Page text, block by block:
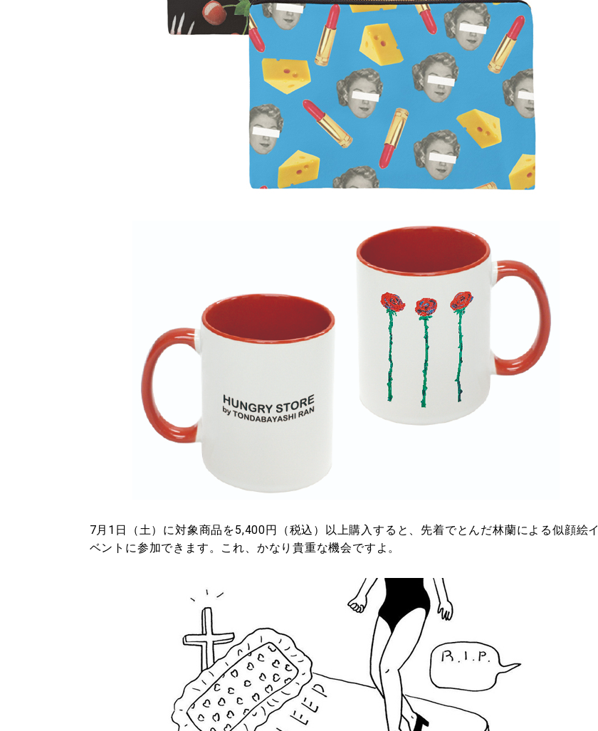
7月1日（土）に対象商品を5,400円（税込）以上購入すると、先着でとんだ林蘭による似顔絵イ
ベントに参加できます。これ、かなり貴重な機会ですよ。